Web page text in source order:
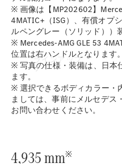
プライバシ
ーポリシー
ラインアップ
New models
※ 画像は【MP202602】
4MATIC+（ISG）、有償オプ
ルペングレー（ソリッド））
※ Mercedes-AMG GLE 53
位置は右ハンドルとなります。
※ 写真の仕様・装備は、日本
ます。
※ 選択できるボディカラー・
ましては、事前にメルセデス
お問い合わせください。
4,935 mm※